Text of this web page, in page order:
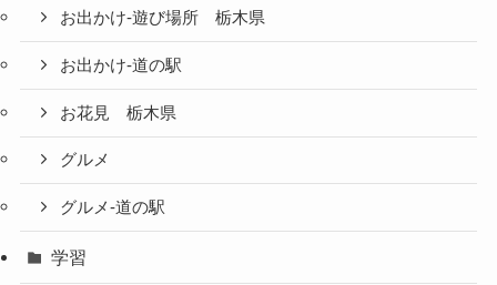
お出かけ-遊び場所 栃木県
お出かけ-道の駅
お花見 栃木県
グルメ
グルメ-道の駅
学習